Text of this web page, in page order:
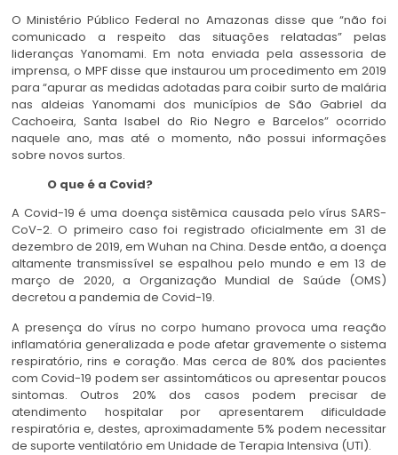
O Ministério Público Federal no Amazonas disse que “não foi
comunicado a respeito das situações relatadas” pelas
lideranças Yanomami. Em nota enviada pela assessoria de
imprensa, o MPF disse que instaurou um procedimento em 2019
para “apurar as medidas adotadas para coibir surto de malária
nas aldeias Yanomami dos municípios de São Gabriel da
Cachoeira, Santa Isabel do Rio Negro e Barcelos” ocorrido
naquele ano, mas até o momento, não possui informações
sobre novos surtos.
O que é a Covid?
A Covid-19 é uma doença sistêmica causada pelo vírus SARS-
CoV-2. O primeiro caso foi registrado oficialmente em 31 de
dezembro de 2019, em Wuhan na China. Desde então, a doença
altamente transmissível se espalhou pelo mundo e em 13 de
março de 2020, a Organização Mundial de Saúde (OMS)
decretou a pandemia de Covid-19.
A presença do vírus no corpo humano provoca uma reação
inflamatória generalizada e pode afetar gravemente o sistema
respiratório, rins e coração. Mas cerca de 80% dos pacientes
com Covid-19 podem ser assintomáticos ou apresentar poucos
sintomas. Outros 20% dos casos podem precisar de
atendimento hospitalar por apresentarem dificuldade
respiratória e, destes, aproximadamente 5% podem necessitar
de suporte ventilatório em Unidade de Terapia Intensiva (UTI).